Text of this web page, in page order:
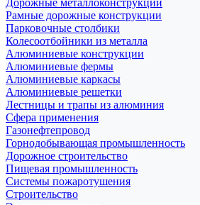
Дорожные металлоконструкции
Рамные дорожные конструкции
Парковочные столбики
Колесоотбойники из металла
Алюминиевые конструкции
Алюминиевые фермы
Алюминиевые каркасы
Алюминиевые решетки
Лестницы и трапы из алюминия
Сфера применения
Газонефтепровод
Горнодобывающая промышленность
Дорожное строительство
Пищевая промышленность
Системы пожаротушения
Строительство